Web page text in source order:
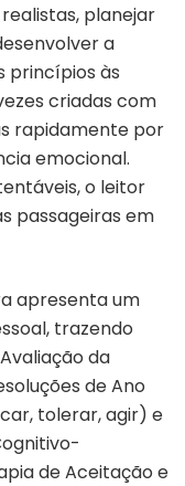
planejar
a
princípios às
criadas com
rapidamente por
emocional.
o leitor
passageiras em
apresenta um
trazendo
da
de Ano
tolerar, agir) e
de Aceitação e